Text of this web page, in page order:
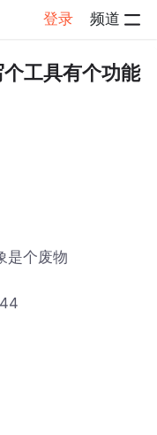
登录 频道
工具有个功能
是个废物